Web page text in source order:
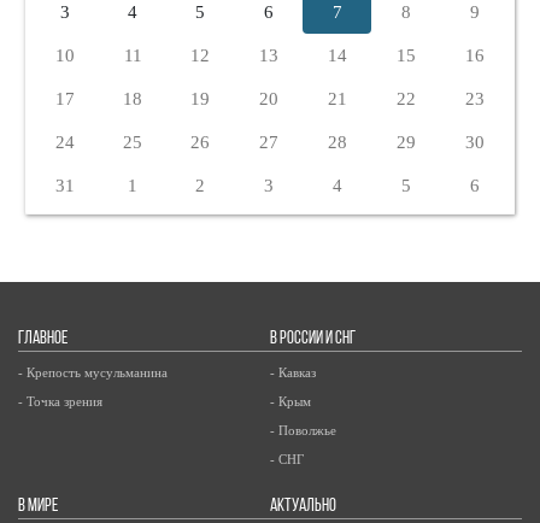
3 4 5 6 7 8 9
10 11 12 13 14 15 16
17 18 19 20 21 22 23
24 25 26 27 28 29 30
31 1 2 3 4 5 6
ГЛАВНОЕ
- Крепость мусульманина
- Точка зрения
В РОССИИ И СНГ
- Кавказ
- Крым
- Поволжье
- СНГ
В МИРЕ АКТУАЛЬНО